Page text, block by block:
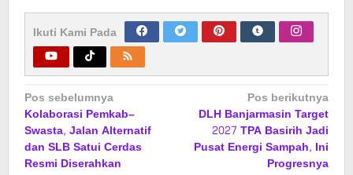
Ikuti Kami Pada
Navigasi
pos
Pos sebelumnya
Kolaborasi Pemkab–
Swasta, Jalan Alternatif
dan SLB Satui Cerdas
Resmi Diserahkan
Pos berikutnya
DLH Banjarmasin Target
2027 TPA Basirih Jadi
Pusat Energi Sampah, Ini
Progresnya